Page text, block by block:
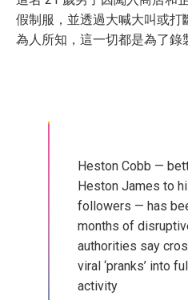
假制服，並透過大喊大叫或
為人所知，這一切都是為了錄
Heston Cobb —
Heston James to
followers — has
months of
authorities say
viral ‘pranks’ into
activity